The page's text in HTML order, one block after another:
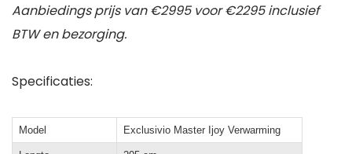
Aanbiedings prijs van €2995 voor €2295 inclusief
BTW en bezorging.
Specificaties:
Model Exclusivio Master Ijoy Verwarming